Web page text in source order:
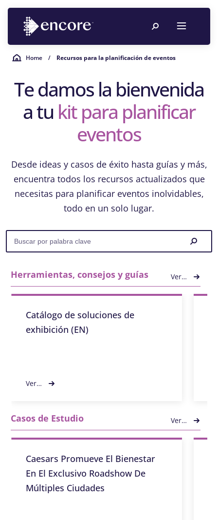
Home / Recursos para la planificación de eventos
Te damos la bienvenida
a tu kit para planificar
eventos
Desde ideas y casos de éxito hasta guías y más,
encuentra todos los recursos actualizados que
necesitas para planificar eventos inolvidables,
todo en un solo lugar.
Herramientas, consejos y guías Ver…
Catálogo de soluciones de
exhibición (EN)
Ver…
Casos de Estudio Ver…
Caesars Promueve El Bienestar
En El Exclusivo Roadshow De
Múltiples Ciudades